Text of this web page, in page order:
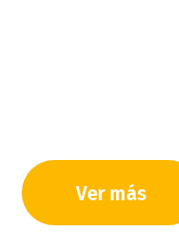
Ver más